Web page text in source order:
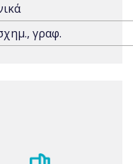
γραφ.